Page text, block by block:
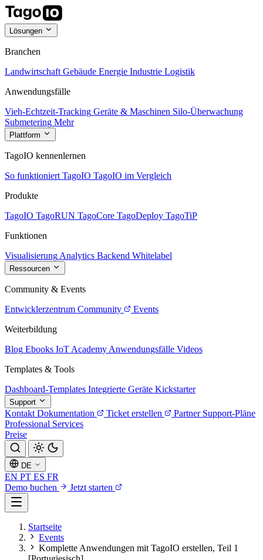
Lösungen
Branchen
Landwirtschaft Gebäude Energie Industrie Logistik
Anwendungsfälle
Vieh-Echtzeit-Tracking Geräte & Maschinen Silo-Überwachung
Submetering Mehr
Plattform
TagoIO kennenlernen
So funktioniert TagoIO TagoIO im Vergleich
Produkte
TagoIO TagoRUN TagoCore TagoDeploy TagoTiP
Funktionen
Visualisierung Analytics Backend Whitelabel
Ressourcen
Community & Events
Entwicklerzentrum Community
Events
Weiterbildung
Blog Ebooks IoT Academy Anwendungsfälle Videos
Templates & Tools
Dashboard-Templates Integrierte Geräte Kickstarter
Support
Kontakt Dokumentation Ticket erstellen Partner Support-Pläne
Professional Services
Preise
DE
EN PT ES FR
Demo buchen
Jetzt starten
Startseite
Events
Komplette Anwendungen mit TagoIO erstellen, Teil 1